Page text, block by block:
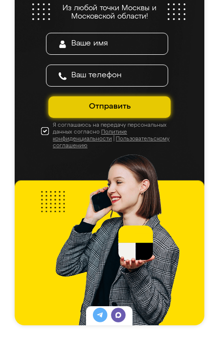
Из любой точки Москвы и
Московской области!
Отправить
Я соглашаюсь на передачу персональных
данных согласно Политике
конфиденциальности
Пользовательскому
соглашению